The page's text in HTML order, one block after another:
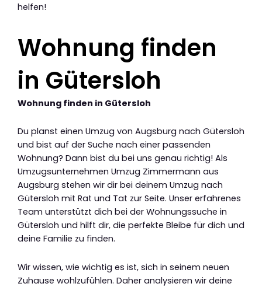
helfen!
Wohnung finden
in Gütersloh
Wohnung finden in Gütersloh
Du planst einen Umzug von Augsburg nach Gütersloh
und bist auf der Suche nach einer passenden
Wohnung? Dann bist du bei uns genau richtig! Als
Umzugsunternehmen Umzug Zimmermann aus
Augsburg stehen wir dir bei deinem Umzug nach
Gütersloh mit Rat und Tat zur Seite. Unser erfahrenes
Team unterstützt dich bei der Wohnungssuche in
Gütersloh und hilft dir, die perfekte Bleibe für dich und
deine Familie zu finden.
Wir wissen, wie wichtig es ist, sich in seinem neuen
Zuhause wohlzufühlen. Daher analysieren wir deine